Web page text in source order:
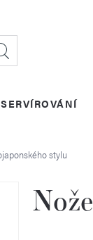
stylu